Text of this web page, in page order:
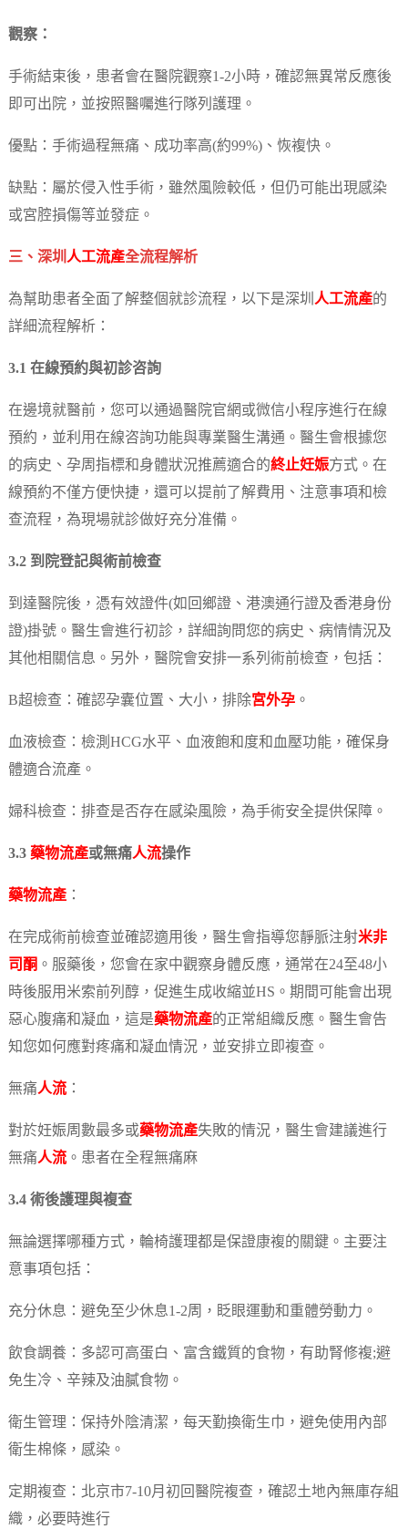
觀察：
手術結束後，患者會在醫院觀察1-2小時，確認無異常反應後
即可出院，並按照醫囑進行隊列護理。
優點：手術過程無痛、成功率高(約99%)、恢複快。
缺點：屬於侵入性手術，雖然風險較低，但仍可能出現感染
或宮腔損傷等並發症。
三、深圳 人工流產全流程解析
為幫助患者全面了解整個就診流程，以下是深圳 人工流產的
詳細流程解析：
3.1 在線預約與初診咨詢
在邊境就醫前，您可以通過醫院官網或微信小程序進行在線
預約，並利用在線咨詢功能與專業醫生溝通。醫生會根據您
的病史、孕周指標和身體狀況推薦適合的終止妊娠方式。在
線預約不僅方便快捷，還可以提前了解費用、注意事項和檢
查流程，為現場就診做好充分准備。
3.2 到院登記與術前檢查
到達醫院後，憑有效證件(如回鄉證、港澳通行證及香港身份
證)掛號。醫生會進行初診，詳細詢問您的病史、病情情況及
其他相關信息。另外，醫院會安排一系列術前檢查，包括：
B超檢查：確認孕囊位置、大小，排除宮外孕。
血液檢查：檢測HCG水平、血液飽和度和血壓功能，確保身
體適合流產。
婦科檢查：排查是否存在感染風險，為手術安全提供保障。
3.3 藥物流產或無痛人流操作
藥物流產：
在完成術前檢查並確認適用後，醫生會指導您靜脈注射米非
司酮 。服藥後，您會在家中觀察身體反應，通常在24至48小
時後服用米索前列醇，促進生成收縮並HS。期間可能會出現
惡心腹痛和凝血，這是藥物流產的正常組織反應。醫生會告
知您如何應對疼痛和凝血情況，並安排立即複查。
無痛人流：
對於妊娠周數最多或藥物流產失敗的情況，醫生會建議進行
無痛人流。患者在全程無痛麻
3.4 術後護理與複查
無論選擇哪種方式，輪椅護理都是保證康複的關鍵。主要注
意事項包括：
充分休息：避免至少休息1-2周，眨眼運動和重體勞動力。
飲食調養：多認可高蛋白、富含鐵質的食物，有助腎修複;避
免生冷、辛辣及油膩食物。
衛生管理：保持外陰清潔，每天勤換衛生巾，避免使用內部
衛生棉條，感染。
定期複查：北京市7-10月初回醫院複查，確認土地內無庫存組
織，必要時進行